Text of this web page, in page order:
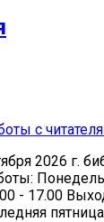
с
2026 г.
- 17.00